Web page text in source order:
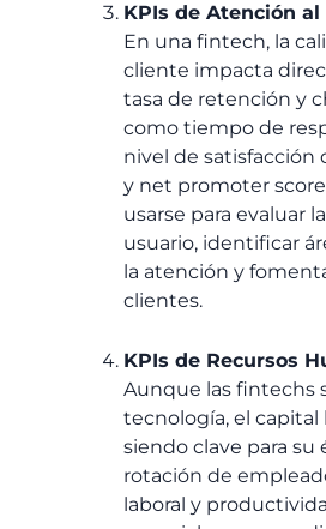
KPIs de Atención
En una fintech, la
cliente impacta
tasa de retención y
como tiempo de
nivel de satisfacción
y net promoter
usarse para evaluar
usuario, identificar
la atención y
clientes.
KPIs de Recursos
Aunque las fintechs
tecnología, el
siendo clave para su
rotación de
laboral y